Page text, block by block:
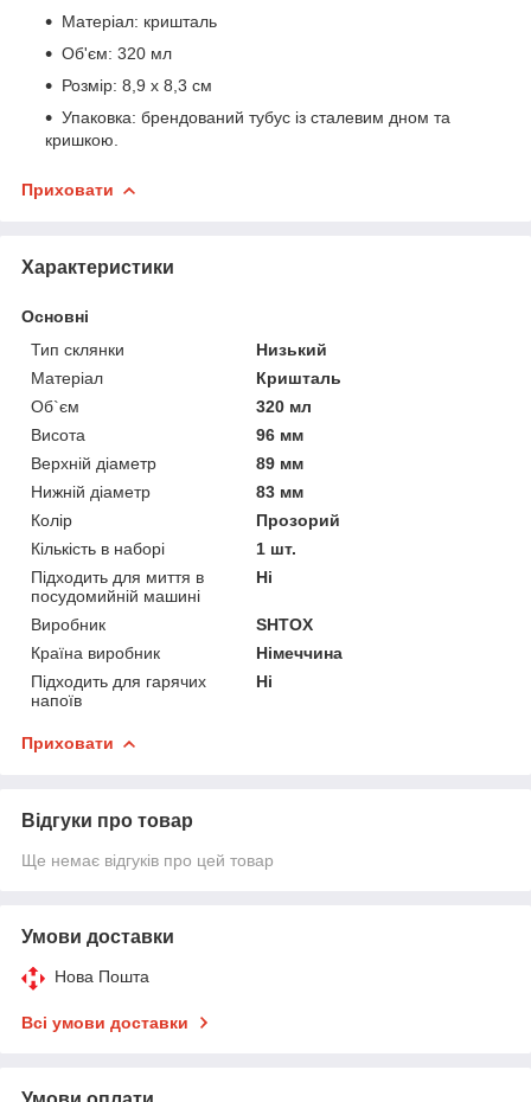
Матеріал: кришталь
Об'єм: 320 мл
Розмір: 8,9 х 8,3 см
Упаковка: брендований тубус із сталевим дном та
кришкою.
Приховати
Характеристики
Основні
Тип склянки
Низький
Матеріал
Кришталь
Об`єм
320 мл
Висота
96 мм
Верхній діаметр
89 мм
Нижній діаметр
83 мм
Колір
Прозорий
Кількість в наборі
1 шт.
Підходить для миття в
посудомийній машині
Ні
Виробник
SHTOX
Країна виробник
Німеччина
Підходить для гарячих
напоїв
Ні
Приховати
Відгуки про товар
Ще немає відгуків про цей товар
Умови доставки
Нова Пошта
Всі умови доставки